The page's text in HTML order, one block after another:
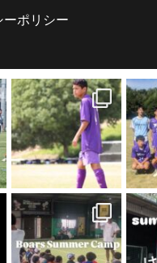
ポリシー